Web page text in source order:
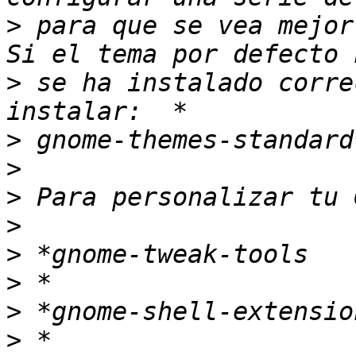
> para que se vea
> se ha instalado
>
>
>
>
>
>
>
>